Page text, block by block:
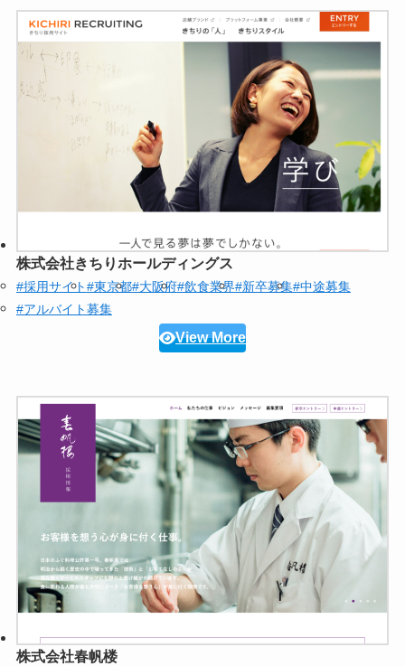
株式会社きちりホールディングス
#採用サイト#東京都#大阪府#飲食業界#新卒募集#中途募集
#アルバイト募集
View More
株式会社春帆楼